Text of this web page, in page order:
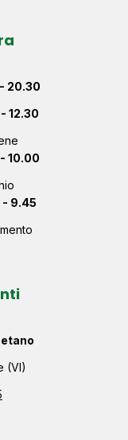
20.30
12.30
10.00
- 9.45
(VI)